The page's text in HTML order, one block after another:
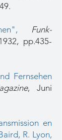
,
Funk-
pp.435-
Fernsehen
, Juni
en
R. Lyon,